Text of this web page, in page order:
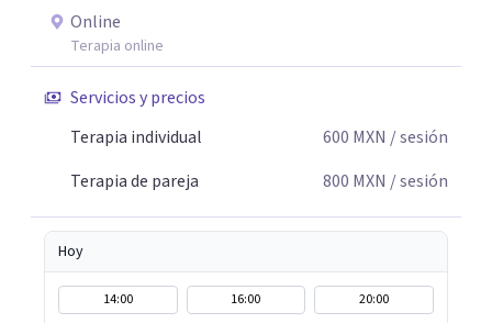
Online
Terapia online
Servicios y precios
Terapia individual
600 MXN / sesión
Terapia de pareja
800 MXN / sesión
Hoy
14:00 16:00
20:00